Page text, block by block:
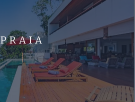
PRAIA